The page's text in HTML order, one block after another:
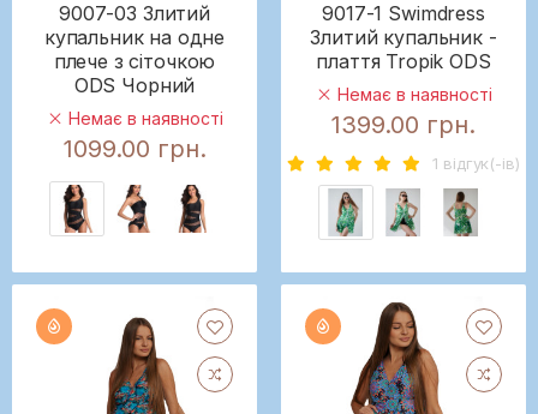
9007-03 Злитий
купальник на одне
плече з сіточкою
ODS Чорний
Немає в наявності
1099.00 грн.
9017-1 Swimdress
Злитий купальник -
плаття Tropik ODS
Немає в наявності
1399.00 грн.
1 вiдгук(-iв)